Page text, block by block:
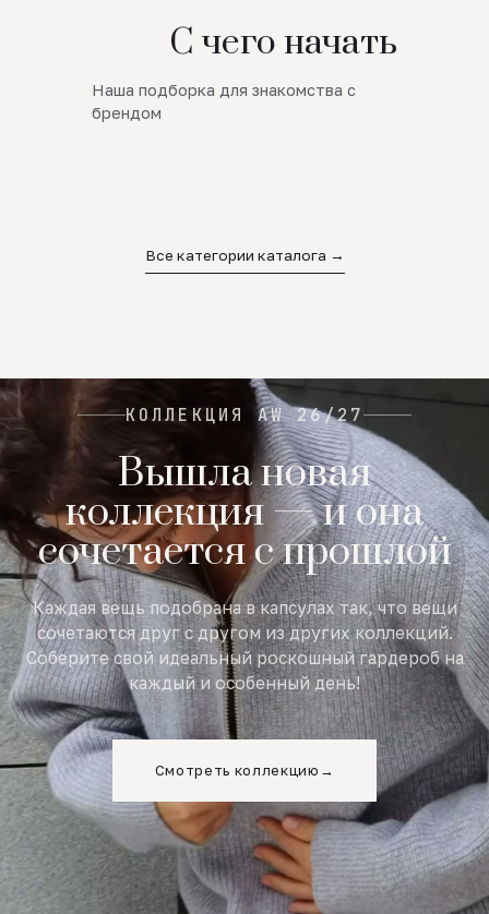
С чего начать
Наша подборка для знакомства с
брендом
Новинки
SALE
Все категории каталога →
КОЛЛЕКЦИЯ AW 26/27
Вышла новая
коллекция — и она
сочетается с прошлой
Каждая вещь подобрана в капсулах так, что вещи
сочетаются друг с другом из других коллекций.
Соберите свой идеальный роскошный гардероб на
каждый и особенный день!
Смотреть коллекцию →